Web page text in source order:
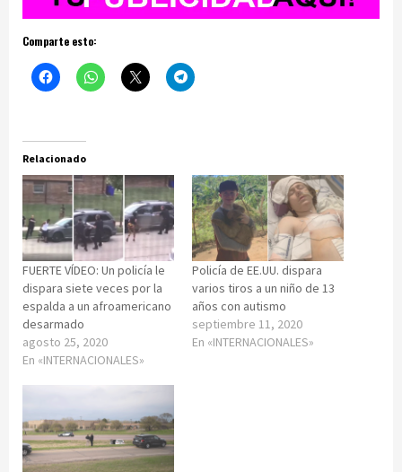
Comparte esto:
Relacionado
FUERTE VÍDEO: Un policía le
dispara siete veces por la
espalda a un afroamericano
desarmado
agosto 25, 2020
En «INTERNACIONALES»
Policía de EE.UU. dispara
varios tiros a un niño de 13
años con autismo
septiembre 11, 2020
En «INTERNACIONALES»